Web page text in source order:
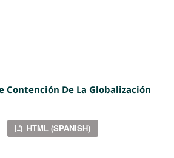
Contención De La Globalización
HTML (SPANISH)